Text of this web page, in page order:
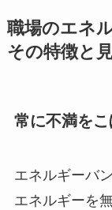
職場のエネ
その特徴と
常に不満を
エネルギーバ
エネルギーを